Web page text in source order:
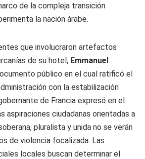
de la compleja transición
la nación árabe.
que involucraron artefactos
de su hotel, Emmanuel
público en el cual ratificó el
con la estabilización
de Francia expresó en el
aspiraciones ciudadanas orientadas a
pluralista y unida no se verán
de violencia focalizada. Las
locales buscan determinar el